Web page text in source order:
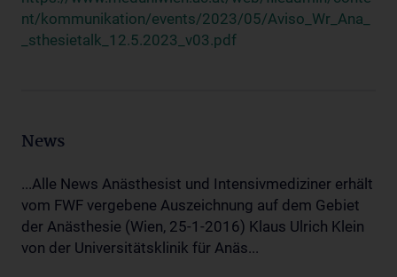
nt/kommunikation/events/2023/05/Aviso_Wr_Ana_
_sthesietalk_12.5.2023_v03.pdf
News
...Alle News Anästhesist und Intensivmediziner erhält
vom FWF vergebene Auszeichnung auf dem Gebiet
der Anästhesie (Wien, 25-1-2016) Klaus Ulrich Klein
von der Universitätsklinik für Anäs...